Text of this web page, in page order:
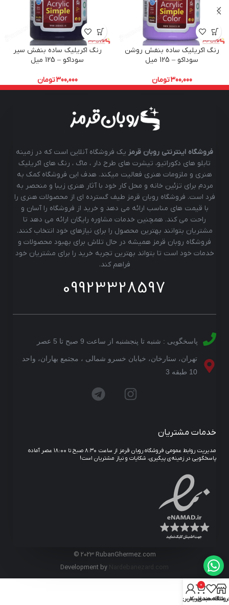
رنگ اکریلیک ساده بنفش روشن
سوداکو – 125 میل
300,000تومان
رنگ اکریلیک ساده بنفش سیر
سوداکو – 125 میل
300,000تومان
فروشگاه اینترنتی روبان قرمز یک فروشگاه آنلاین است که در زمینه
تابلو های دکوراتیو، تیشرت های طرح دار ، ماگ ، رنگ های اکریلیک
هنری و ملزومات هنری فعالیت میکند. هدف این فروشگاه کمک به
مردم برای تزئین خانه و محل کار خود با آثار هنری زیبا و منحصر به
فرد است. فروشگاه روبان قرمز طیف گسترده ای از محصولات هنری را
با قیمت های مناسب ارائه می دهد و خرید از فروشگاه را آسان و
راحت می کند. همچنین خدمات مشاوره رایگان ارائه می دهد تا
مشتریان بتوانند بهترین محصول را برای نیازهای خود انتخاب کنند.
فروشگاه روبان قرمز همیشه در حال تلاش برای بهبود محصولات و
خدمات خود است تا بتواند بهترین تجربه خرید را برای مشتریان خود
فراهم کند.
09923328597
پاسخگویی : شنبه تا پنجشنبه از ساعت 9 صبح تا 5 عصر
تهران، ستارخان، خیابان خسرو شمالی ، مجتمع بهاران، واحد
10 طبقه 3
خدمات مشتریان
مدیریت روابط عمومی فروشگاه روبان قرمز از ساعت ۸:۳۰ صبح تا ۱۸:۰۰ عصر آماده
پاسخگویی در زمینه‌ی پیگیری، شکایات و نیاز مشتریان است!
© 2023 RubanGhermez.com
Development by Nardebanezard.com
علاقه مندی
0
سبد خرید
حساب کاربری من